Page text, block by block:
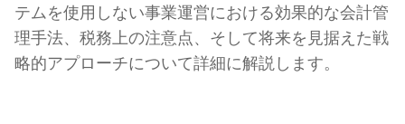
テムを使用しない事業運営における効果的な会計管
理手法、税務上の注意点、そして将来を見据えた戦
略的アプローチについて詳細に解説します。